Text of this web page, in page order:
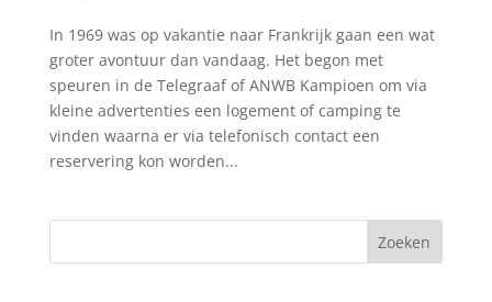
In 1969 was op vakantie naar Frankrijk gaan een wat
groter avontuur dan vandaag. Het begon met
speuren in de Telegraaf of ANWB Kampioen om via
kleine advertenties een logement of camping te
vinden waarna er via telefonisch contact een
reservering kon worden...